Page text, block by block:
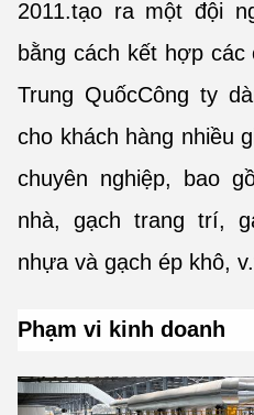
2011.tạo ra một đội
bằng cách kết hợp
Trung QuốcCông ty
cho khách hàng nhiều
chuyên nghiệp, bao
nhà, gạch trang trí,
nhựa và gạch ép khô,
Phạm vi kinh doanh